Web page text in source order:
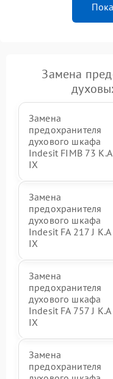
Замена
Замена
предохранителя
духового шкафа
Indesit FIMB 73 K.A
IX
Замена
предохранителя
духового шкафа
Indesit FA 217 J K.A
IX
Замена
предохранителя
духового шкафа
Indesit FA 757 J K.A
IX
Замена
предохранителя